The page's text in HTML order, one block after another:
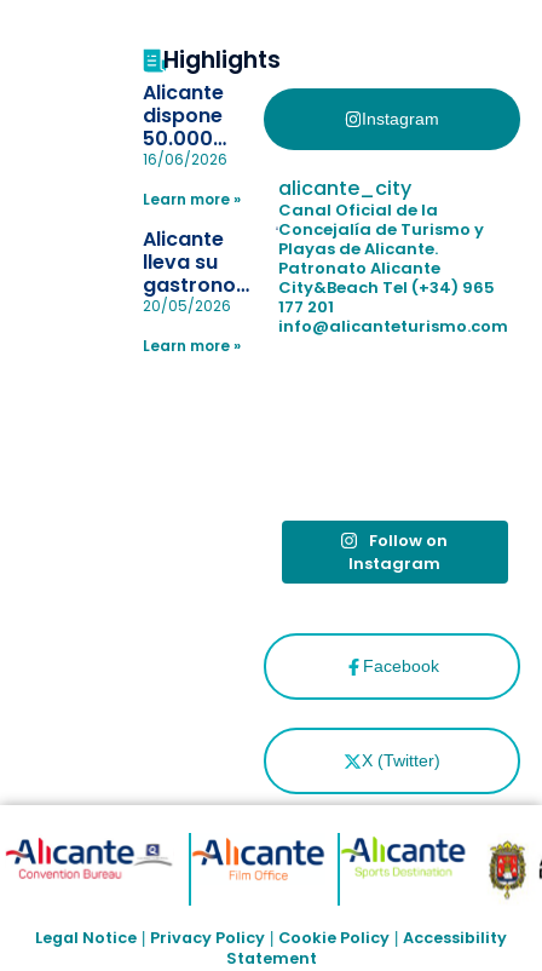
Highlights
Alicante
dispone
50.000
pulseras
la
pérdida de niños
en las
playas y
realiza con
éxito un
simulacro de socorrismo
16/06/2026
Learn more »
Alicante
lleva su
gastronomía
a Madrid
reforzar el
20/05/2026
Learn more »
Instagram
Facebook
X (Twitter)
alicante_city
Canal Oficial de la
Concejalía de Turismo y
Playas de Alicante.
Patronato Alicante
City&Beach Tel (+34) 965
177 201
info@alicanteturismo.com
Follow on
Instagram
Legal Notice Privacy Policy Cookie Policy
Accessibility
Statement